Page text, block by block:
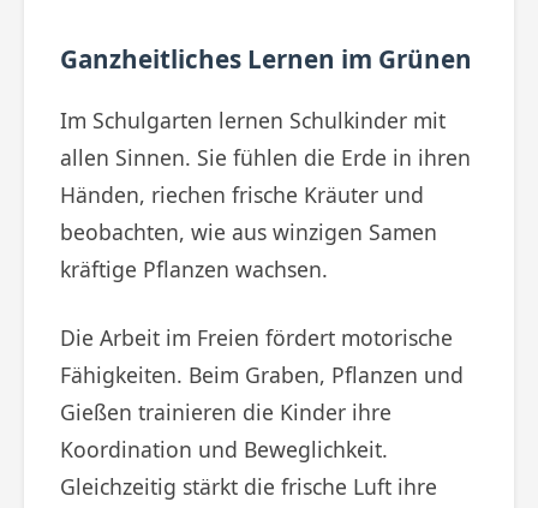
Ganzheitliches Lernen im Grünen
Im Schulgarten lernen Schulkinder mit
allen Sinnen. Sie fühlen die Erde in ihren
Händen, riechen frische Kräuter und
beobachten, wie aus winzigen Samen
kräftige Pflanzen wachsen.
Die Arbeit im Freien fördert motorische
Fähigkeiten. Beim Graben, Pflanzen und
Gießen trainieren die Kinder ihre
Koordination und Beweglichkeit.
Gleichzeitig stärkt die frische Luft ihre